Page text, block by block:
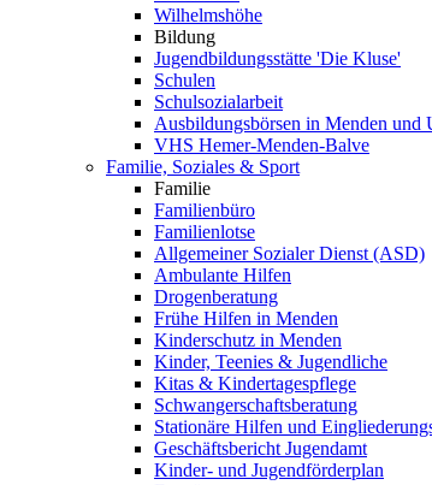
Wilhelmshöhe
Bildung
Jugendbildungsstätte 'Die Kluse'
Schulen
Schulsozialarbeit
Ausbildungsbörsen in Menden und
VHS Hemer-Menden-Balve
Familie, Soziales & Sport
Familie
Familienbüro
Familienlotse
Allgemeiner Sozialer Dienst (ASD)
Ambulante Hilfen
Drogenberatung
Frühe Hilfen in Menden
Kinderschutz in Menden
Kinder, Teenies & Jugendliche
Kitas & Kindertagespflege
Schwangerschaftsberatung
Stationäre Hilfen und
Geschäftsbericht Jugendamt
Kinder- und Jugendförderplan